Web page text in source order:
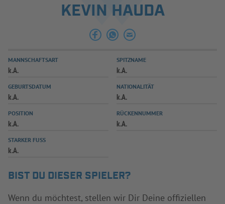
AUSBILDUNG & FÖRDERUNG
SPIELPLUS
KEVIN HAUDA
MANNSCHAFTSART
k.A.
SPITZNAME
k.A.
GEBURTSDATUM
k.A.
NATIONALITÄT
k.A.
POSITION
k.A.
RÜCKENNUMMER
k.A.
STARKER FUSS
k.A.
BIST DU DIESER SPIELER?
Wenn du möchtest, stellen wir Dir Deine offiziellen